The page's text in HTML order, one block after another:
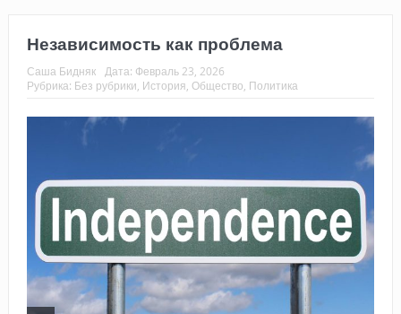
Независимость как проблема
Саша Бидняк Дата: Февраль 23, 2026
Рубрика: Без рубрики История Общество Политика